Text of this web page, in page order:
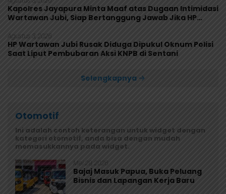
Kapolres Jayapura Minta Maaf atas Dugaan Intimidasi
Wartawan Jubi, Siap Bertanggung Jawab Jika HP
Agustus 3, 2026
HP Wartawan Jubi Rusak Diduga Dipukul Oknum Polisi
Saat Liput Pembubaran Aksi KNPB di Sentani
Selengkapnya
Otomotif
Ini adalah contoh keterangan untuk widget dengan
kategori otomotif, anda bisa dengan mudah
memasukkannya pada widget.
Mei 29, 2026
Bajaj Masuk Papua, Buka Peluang
Bisnis dan Lapangan Kerja Baru